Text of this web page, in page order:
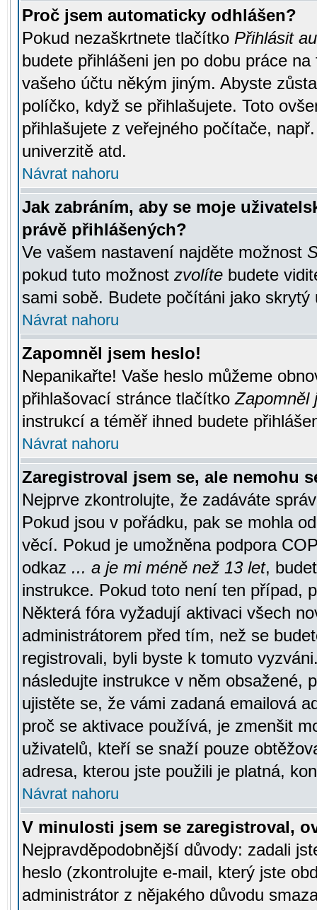
Proč jsem automaticky odhlášen?
Pokud nezaškrtnete tlačítko Přihlásit
budete přihlášeni jen po dobu práce
vašeho účtu někým jiným. Abyste
políčko, když se přihlašujete. Toto
přihlašujete z veřejného počítače,
univerzitě atd.
Návrat nahoru
Jak zabráním, aby se moje
právě přihlášených?
Ve vašem nastavení najděte možnost
pokud tuto možnost zvolíte budete
sami sobě. Budete počítáni jako skrytý
Návrat nahoru
Zapomněl jsem heslo!
Nepanikařte! Vaše heslo můžeme
přihlašovací stránce tlačítkoZapomněl
instrukcí a téměř ihned budete
Návrat nahoru
Zaregistroval jsem se, ale nemohu
Nejprve zkontrolujte, že zadáváte
Pokud jsou v pořádku, pak se mohla
věcí. Pokud je umožněna podpora
odkaz ... a je mi méně než 13 let,
instrukce. Pokud toto není ten případ,
Některá fóra vyžadují aktivaci všech
administrátorem před tím, než se
registrovali, byli byste k tomuto
následujte instrukce v něm obsažené,
ujistěte se, že vámi zadaná emailová
proč se aktivace používá, je zmenšit
uživatelů, kteří se snaží pouze
adresa, kterou jste použili je platná,
Návrat nahoru
V minulosti jsem se zaregistroval,
Nejpravděpodobnější důvody: zadali
heslo (zkontrolujte e-mail, který jste
administrátor z nějakého důvodu